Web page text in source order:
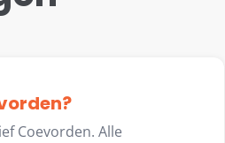
Coevorden. Alle